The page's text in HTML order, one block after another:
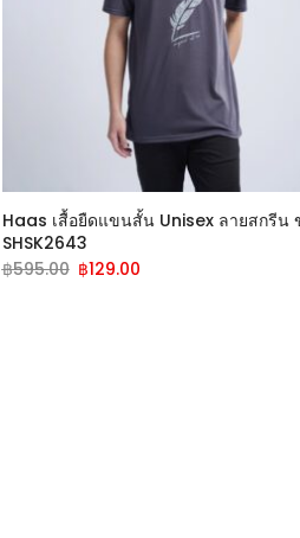
Haas เสื้อยืดแขนสั้น Unisex ลายสกรีน
SHSK2643
฿595.00 ฿129.00